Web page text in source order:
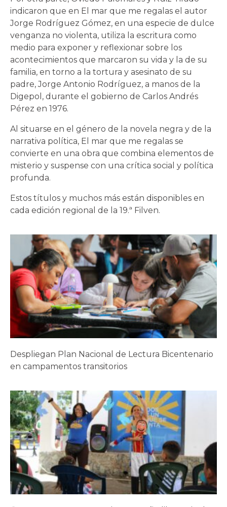
indicaron que en El mar que me regalas el autor
Jorge Rodríguez Gómez, en una especie de dulce
venganza no violenta, utiliza la escritura como
medio para exponer y reflexionar sobre los
acontecimientos que marcaron su vida y la de su
familia, en torno a la tortura y asesinato de su
padre, Jorge Antonio Rodríguez, a manos de la
Digepol, durante el gobierno de Carlos Andrés
Pérez en 1976.
Al situarse en el género de la novela negra y de la
narrativa política, El mar que me regalas se
convierte en una obra que combina elementos de
misterio y suspense con una crítica social y política
profunda.
Estos títulos y muchos más están disponibles en
cada edición regional de la 19.ª Filven.
Despliegan Plan Nacional de Lectura Bicentenario
en campamentos transitorios